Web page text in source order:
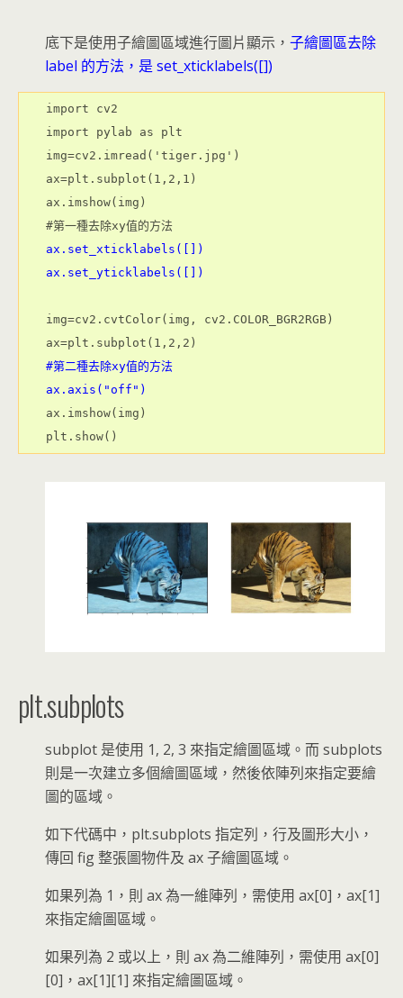
底下是使用子繪圖區域進行圖片顯示， 子繪圖區去除
label 的方法，是 set_xticklabels([])
import cv2
import pylab as plt
img=cv2.imread('tiger.jpg')
ax=plt.subplot(1,2,1)
ax.imshow(img)
ax.set_xticklabels([])
ax.set_yticklabels([])
img=cv2.cvtColor(img, cv2.COLOR_BGR2RGB)
#第二種去除xy值的方法
ax.axis("off")
ax.imshow(img)
plt.subplots
subplot 是使用 1, 2, 3 來指定繪圖區域。而 subplots
則是一次建立多個繪圖區域，然後依陣列來指定要繪
圖的區域。
如下代碼中，plt.subplots 指定列，行及圖形大小，
傳回 fig 整張圖物件及 ax 子繪圖區域。
如果列為 1，則 ax 為一維陣列，需使用 ax[0]，ax[1]
來指定繪圖區域。
如果列為 2 或以上，則 ax 為二維陣列，需使用 ax[0]
[0]，ax[1][1] 來指定繪圖區域。